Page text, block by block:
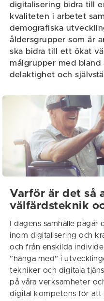
digitalisering bidra till
kvaliteten i arbetet
demografiska
åldersgrupper som är
ska bidra till ett ökat
målgrupper med
delaktighet och
Varför är det så
välfärdsteknik
I dagens samhälle
inom digitalisering och
och från enskilda
”hänga med” i
tekniker och digitala
på våra verksamheter
digital kompetens för att